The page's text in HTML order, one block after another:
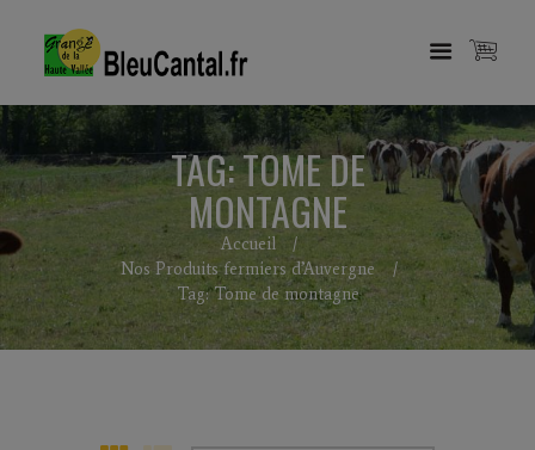
TAG: TOME DE
MONTAGNE
Accueil
Nos Produits fermiers d’Auvergne
Tag: Tome de montagne